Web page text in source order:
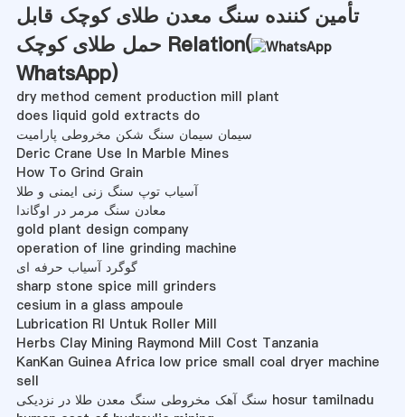
تأمین کننده سنگ معدن طلای کوچک قابل
حمل طلای کوچک Relation(
WhatsApp)
dry method cement production mill plant
does liquid gold extracts do
سیمان سیمان سنگ شکن مخروطی پارامیت
Deric Crane Use In Marble Mines
How To Grind Grain
آسیاب توپ سنگ زنی ایمنی و طلا
معادن سنگ مرمر در اوگاندا
gold plant design company
operation of line grinding machine
گوگرد آسیاب حرفه ای
sharp stone spice mill grinders
cesium in a glass ampoule
Lubrication Rl Untuk Roller Mill
Herbs Clay Mining Raymond Mill Cost Tanzania
KanKan Guinea Africa low price small coal dryer machine
sell
سنگ آهک مخروطی سنگ معدن طلا در نزدیکی hosur tamilnadu